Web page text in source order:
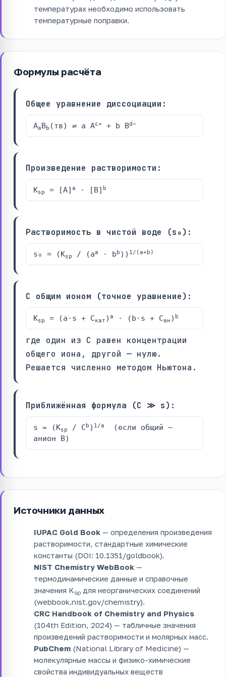
температурах необходимо использовать
температурные поправки.
Формулы расчёта
Общее уравнение диссоциации:
AaBb (тв) ⇌ a Ac+ + b Bd−
Произведение растворимости:
Ksp = [A] a · [B] b
Растворимость в чистой воде (s₀):
s₀ = (Ksp / (aa · b b )) 1/(a+b)
С общим ионом (точное уравнение):
Ksp = (a·s + Cкат ) a · (b·s + Cан ) b
где один из C равен концентрации
общего иона, другой — нулю.
Решается численно методом Ньютона.
Приближённая формула (C ≫ s):
s ≈ (Ksp / C b ) 1/a
(если общий —
анион B)
Источники данных
IUPAC Gold Book — определения произведения
растворимости, стандартные химические
константы (DOI: 10.1351/goldbook).
NIST Chemistry WebBook —
термодинамические данные и справочные
значения Ksp для неорганических соединений
(webbook.nist.gov/chemistry).
CRC Handbook of Chemistry and Physics
(104th Edition, 2024) — табличные значения
произведений растворимости и молярных масс.
PubChem (National Library of Medicine) —
молекулярные массы и физико-химические
свойства индивидуальных веществ